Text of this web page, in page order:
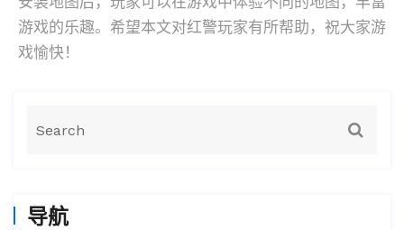
游戏的乐趣。希望本文对红警玩家有所帮助，祝大家游
戏愉快！
导航